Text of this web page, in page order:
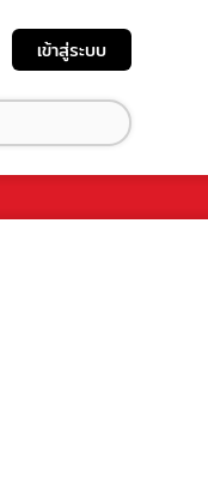
เข้าสู่ระบบ